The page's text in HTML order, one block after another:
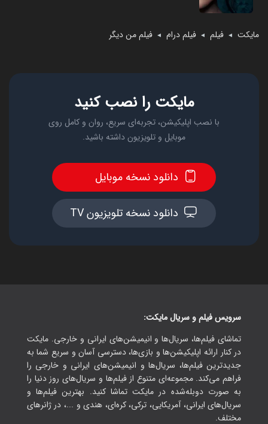
مایکت ◄ فیلم ◄ فیلم درام ◄ فیلم من دیگر
مایکت را نصب کنید
با نصب اپلیکیشن، تجربه‌ای سریع، روان و کامل روی
موبایل و تلویزیون داشته باشید.
دانلود نسخه موبایل
دانلود نسخه تلویزیون TV
سرویس فیلم و سریال مایکت:
تماشای فیلم‌ها، سریال‌ها و انیمیشن‌های ایرانی و خارجی. مایکت
در کنار ارائه اپلیکیشن‌ها و بازی‌ها، دسترسی آسان و سریع شما به
جدیدترین فیلم‌ها، سریال‌ها و انیمیشن‌های ایرانی و خارجی را
فراهم می‌کند. مجموعه‌ای متنوع از فیلم‌ها و سریال‌های روز دنیا را
به صورت دوبله‌شده در مایکت تماشا کنید. بهترین فیلم‌ها و
سریال‌های ایرانی، آمریکایی، ترکی، کره‌ای، هندی و ...، در ژانرهای
مختلف.